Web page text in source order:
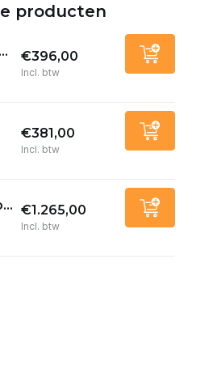
producten
€396,00
Incl. btw
€381,00
Incl. btw
€1.265,00
Incl. btw